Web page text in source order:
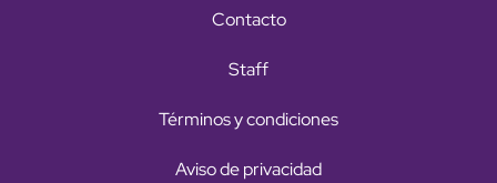
Contacto
Staff
Términos y condiciones
Aviso de privacidad